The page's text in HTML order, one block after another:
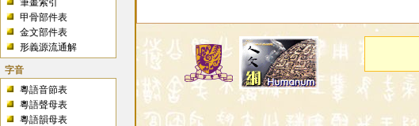
筆畫索引
甲骨部件表
金文部件表
形義源流通解
字音
粵語音節表
粵語聲母表
粵語韻母表